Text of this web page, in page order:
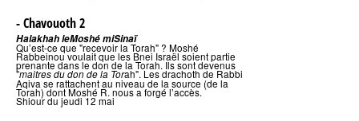
- Chavouoth 2
Halakhah leMoshé miSinaï
Qu’est-ce que "recevoir la Torah" ? Moshé
Rabbeinou voulait que les Bnei Israël soient partie
prenante dans le don de la Torah. Ils sont devenus
"maitres du don de la Torah". Les drachoth de Rabbi
Aqiva se rattachent au niveau de la source (de la
Torah) dont Moshé R. nous a forgé l’accès.
Shiour du jeudi 12 mai